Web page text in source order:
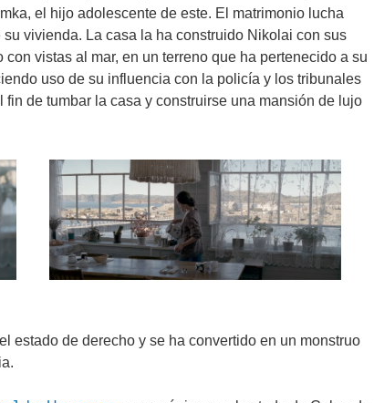
el hijo adolescente de este. El matrimonio lucha
vivienda. La casa la ha construido Nikolai con sus
vistas al mar, en un terreno que ha pertenecido a su
uso de su influencia con la policía y los tribunales
de tumbar la casa y construirse una mansión de lujo
estado de derecho y se ha convertido en un monstruo